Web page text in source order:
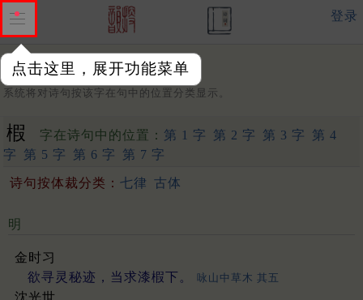
点击这里，展开功能菜单
登录
字：
系统将对诗句按该字在句中的位置分类显示。
椵 字在诗句中的位置： 第 1 字 第 2 字 第 3 字
第 4
字
第 5 字 第 6 字 第 7 字
诗句按体裁分类： 七律 古体
明
金时习
欲寻灵秘迹，当求漆椵下。
咏山中草木 其五
沈光世